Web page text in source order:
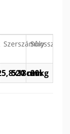
Szerszámhossz
Súly
520 mm
20kg